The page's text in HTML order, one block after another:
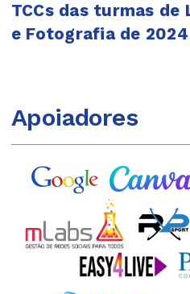
TCCs das turmas
e Fotografia de 2024
Apoiadores